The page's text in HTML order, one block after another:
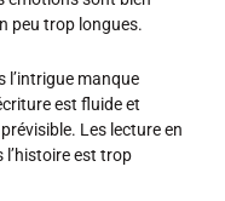
peu trop longues.
l’intrigue manque
est fluide et
Les lecture en
l’histoire est trop